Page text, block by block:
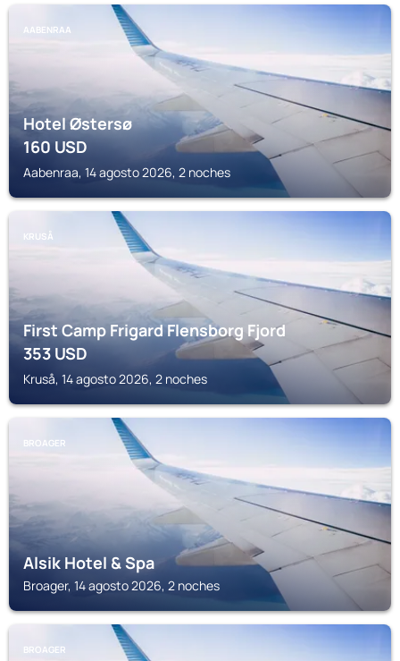
AABENRAA
Hotel Østersø
160USD
Aabenraa, 14 agosto 2026, 2 noches
KRUSÅ
First Camp Frigard Flensborg Fjord
353USD
Kruså, 14 agosto 2026, 2 noches
BROAGER
Alsik Hotel & Spa
Broager, 14 agosto 2026, 2 noches
BROAGER